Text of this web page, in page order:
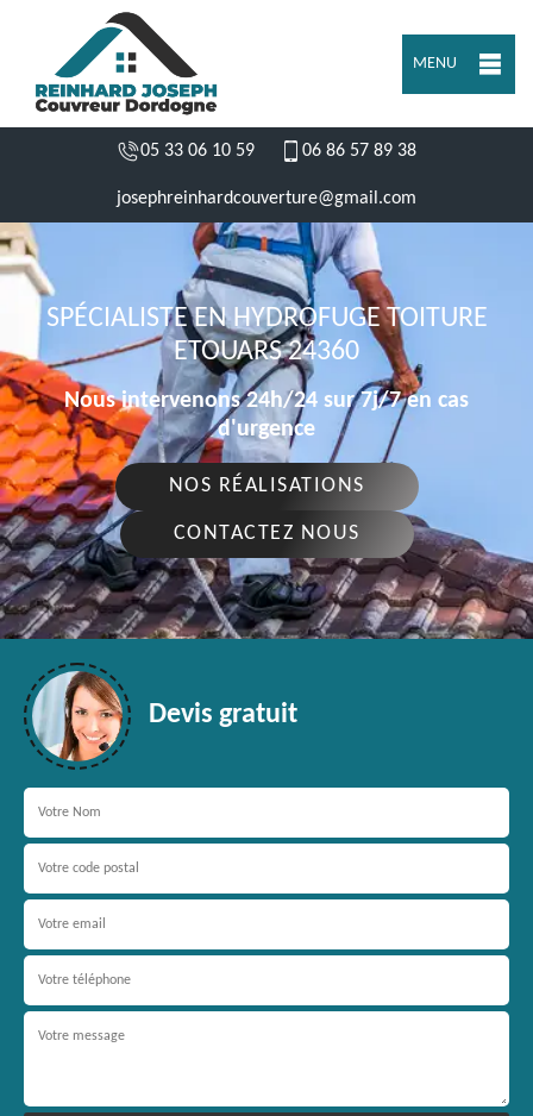
MENU
05 33 06 10 59 06 86 57 89 38
josephreinhardcouverture@gmail.com
SPÉCIALISTE EN HYDROFUGE TOITURE
ETOUARS 24360
Nous intervenons 24h/24 sur 7j/7 en cas
d'urgence
NOS RÉALISATIONS
CONTACTEZ NOUS
Devis gratuit